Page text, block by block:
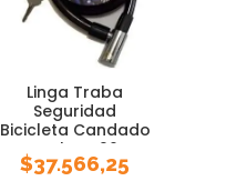
Linga Traba
Seguridad
Bicicleta Candado
Acero Llave 90 Cm
$37.566,25